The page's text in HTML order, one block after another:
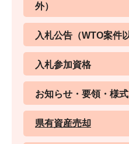
外）
入札公告（WTO案件
入札参加資格
お知らせ・要領・様式
県有資産売却